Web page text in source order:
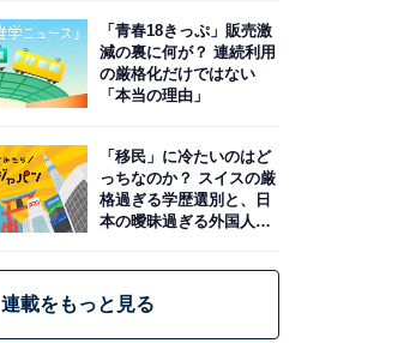
「青春18きっぷ」販売激
減の裏に何が？ 連続利用
の厳格化だけではない
「本当の理由」
「移民」に冷たいのはど
っちなのか？ スイスの厳
格過ぎる学歴選別と、日
本の曖昧過ぎる外国人政
連載をもっと見る